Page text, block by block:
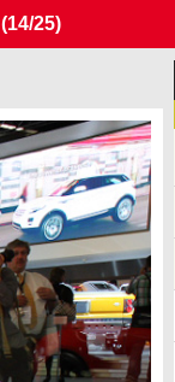
(14/25)